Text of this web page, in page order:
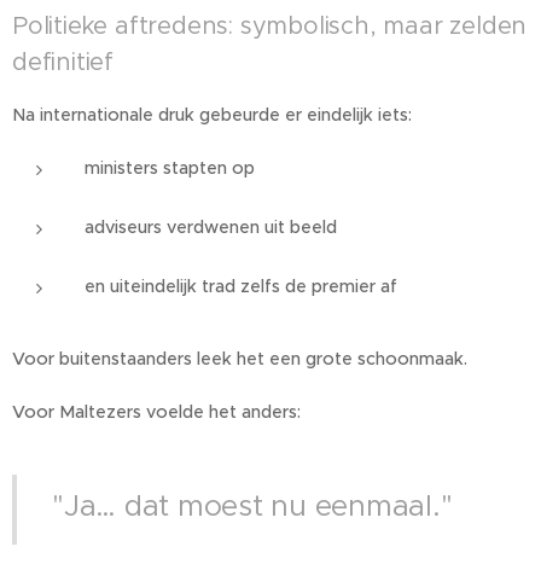
Politieke aftredens: symbolisch, maar zelden
definitief
Na internationale druk gebeurde er eindelijk iets:
ministers stapten op
adviseurs verdwenen uit beeld
en uiteindelijk trad zelfs de premier af
Voor buitenstaanders leek het een grote schoonmaak.
Voor Maltezers voelde het anders:
"Ja… dat moest nu eenmaal."